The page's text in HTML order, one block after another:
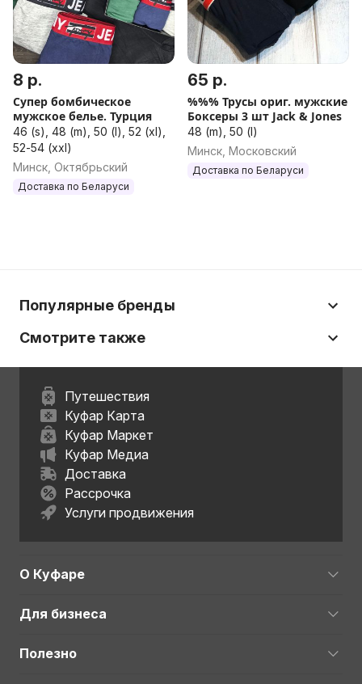
8 р.
Супер бомбическое
мужское белье. Турция
46 (s), 48 (m), 50 (l), 52 (xl),
52-54 (xxl)
Минск, Октябрьский
Доставка по Беларуси
65 р.
%%% Трусы ориг. мужские
Боксеры 3 шт Jack & Jones
48 (m), 50 (l)
Минск, Московский
Доставка по Беларуси
Популярные бренды
Смотрите также
Путешествия
Куфар Карта
Куфар Маркет
Куфар Медиа
Доставка
Рассрочка
Услуги продвижения
О Куфаре
Для бизнеса
Полезно